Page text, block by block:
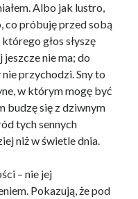
Albo jak lustro,
co próbuję przed sobą
głos słyszę
nie ma; do
przychodzi. Sny to
w którym mogę być
budzę się z dziwnym
tych sennych
niż w świetle dnia.
– nie jej
Pokazują, że pod